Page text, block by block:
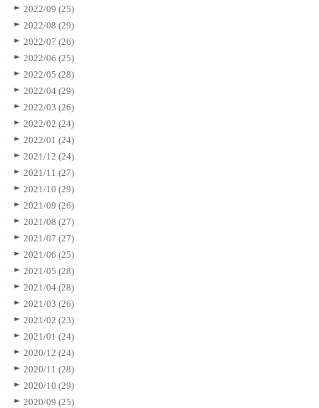
2022/09 (25)
2022/08 (29)
2022/07 (26)
2022/06 (25)
2022/05 (28)
2022/04 (29)
2022/03 (26)
2022/02 (24)
2022/01 (24)
2021/12 (24)
2021/11 (27)
2021/10 (29)
2021/09 (26)
2021/08 (27)
2021/07 (27)
2021/06 (25)
2021/05 (28)
2021/04 (28)
2021/03 (26)
2021/02 (23)
2021/01 (24)
2020/12 (24)
2020/11 (28)
2020/10 (29)
2020/09 (25)